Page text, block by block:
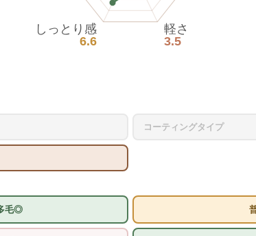
軽さ
3.5
しっとり感
6.6
コーティングタイプ
毛◎